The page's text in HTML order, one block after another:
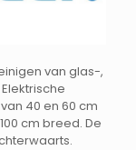
van glas-,
40 en 60 cm
cm breed. De